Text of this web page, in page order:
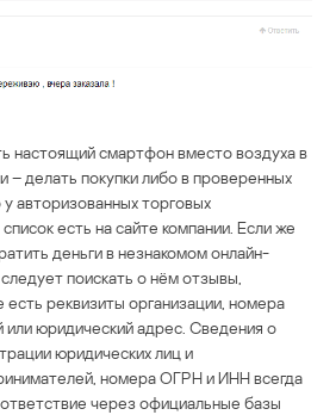
настоящий смартфон вместо воздуха в
– делать покупки либо в проверенных
авторизованных торговых
есть на сайте компании. Если же
деньги в незнакомом онлайн-
поискать о нём отзывы,
есть реквизиты организации, номера
юридический адрес. Сведения о
юридических лиц и
номера ОГРН и ИНН всегда
через официальные базы